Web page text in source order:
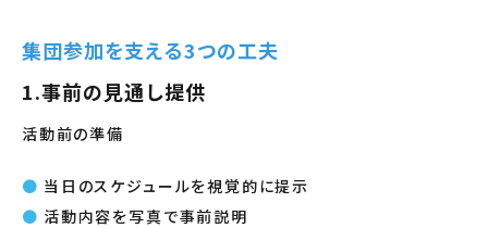
集団参加を支える3つの工夫
1.事前の見通し提供
活動前の準備
当日のスケジュールを視覚的に提示
活動内容を写真で事前説明